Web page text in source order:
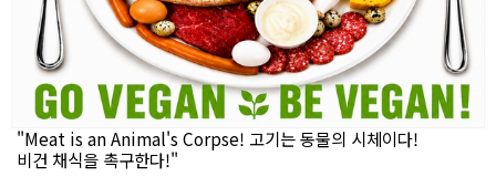
"Meat is an Animal's Corpse! 고기는 동물의 시체이다!
비건 채식을 촉구한다!"